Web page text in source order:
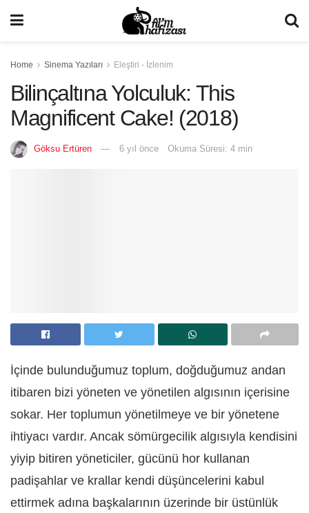
Home Sinema Yazıları Eleştiri - İzlenim
Bilinçaltına Yolculuk: This
Magnificent Cake! (2018)
Göksu Ertüren 6 yıl önce Okuma Süresi: 4 min
İçinde bulunduğumuz toplum, doğduğumuz andan
itibaren bizi yöneten ve yönetilen algısının içerisine
sokar. Her toplumun yönetilmeye ve bir yönetene
ihtiyacı vardır. Ancak sömürgecilik algısıyla kendisini
yiyip bitiren yöneticiler, gücünü hor kullanan
padişahlar ve krallar kendi düşüncelerini kabul
ettirmek adına başkalarının üzerinde bir üstünlük